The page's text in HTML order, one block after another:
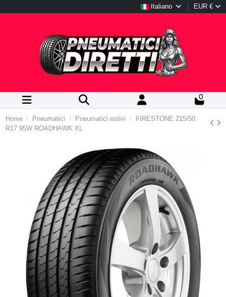
Italiano EUR €
0
Home Pneumatici Pneumatici estivi
FIRESTONE 215/50
R17 95W ROADHAWK XL